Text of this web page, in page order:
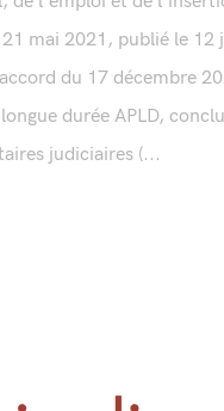
mai 2021, publié le 12
du 17 décembre
durée APLD,
judiciaires (...